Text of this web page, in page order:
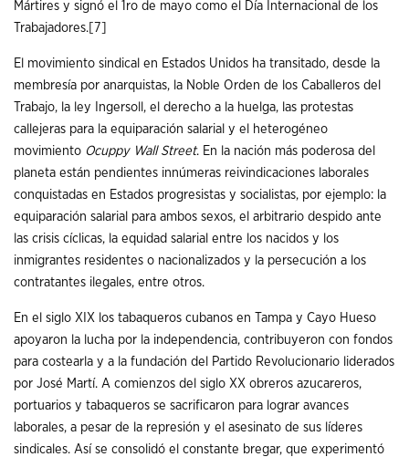
Mártires y signó el 1ro de mayo como el Día Internacional de los
Trabajadores. [7]
El movimiento sindical en Estados Unidos ha transitado, desde la
membresía por anarquistas, la Noble Orden de los Caballeros del
Trabajo, la ley Ingersoll, el derecho a la huelga, las protestas
callejeras para la equiparación salarial y el heterogéneo
movimiento Ocuppy Wall Street. En la nación más poderosa del
planeta están pendientes innúmeras reivindicaciones laborales
conquistadas en Estados progresistas y socialistas, por ejemplo: la
equiparación salarial para ambos sexos, el arbitrario despido ante
las crisis cíclicas, la equidad salarial entre los nacidos y los
inmigrantes residentes o nacionalizados y la persecución a los
contratantes ilegales, entre otros.
En el siglo XIX los tabaqueros cubanos en Tampa y Cayo Hueso
apoyaron la lucha por la independencia, contribuyeron con fondos
para costearla y a la fundación del Partido Revolucionario liderados
por José Martí. A comienzos del siglo XX obreros azucareros,
portuarios y tabaqueros se sacrificaron para lograr avances
laborales, a pesar de la represión y el asesinato de sus líderes
sindicales. Así se consolidó el constante bregar, que experimentó